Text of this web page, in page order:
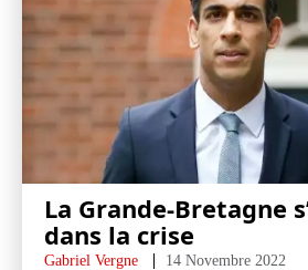
La Grande-Bretagne
dans la crise
Gabriel Vergne 14 Novembre 2022